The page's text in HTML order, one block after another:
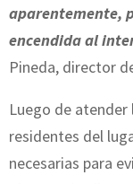
aparentemente,
encendida al
Pineda, director
Luego de atender
residentes del
necesarias para